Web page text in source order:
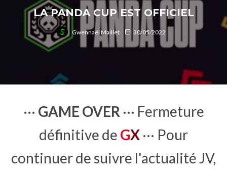
LA PANDA CUP EST OFFICIEL
Gwennaël Maillet 30/05/2022
··· GAME OVER ··· Fermeture
définitive de GX ··· Pour
continuer de suivre l'actualité JV,